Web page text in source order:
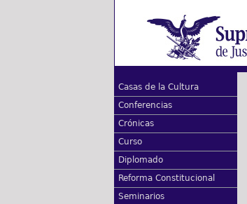
Casas de la Cultura
Conferencias
Crónicas
Curso
Diplomado
Reforma Constitucional
Seminarios